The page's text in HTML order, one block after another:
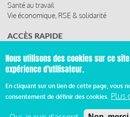
Santé au travail
Vie économique, RSE & solidarité
ACCÈS RAPIDE
Les abonnements
Les rencontres
Les ressources
© 2019 Miroir Social -
Nous utilisons des cookies sur ce
expérience d'utilisateur.
En cliquant sur un lien de cette page, vous
consentement de définir des cookies. Plus